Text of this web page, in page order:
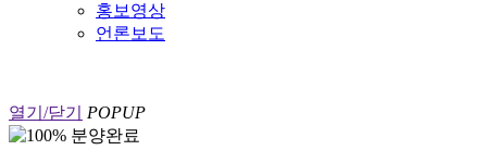
홍보영상
언론보도
열기/닫기 POPUP